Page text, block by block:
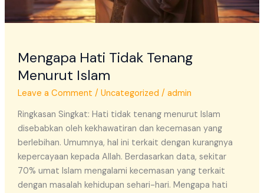
Mengapa Hati Tidak Tenang
Menurut Islam
Leave a Comment / Uncategorized / admin
Ringkasan Singkat: Hati tidak tenang menurut Islam
disebabkan oleh kekhawatiran dan kecemasan yang
berlebihan. Umumnya, hal ini terkait dengan kurangnya
kepercayaan kepada Allah. Berdasarkan data, sekitar
70% umat Islam mengalami kecemasan yang terkait
dengan masalah kehidupan sehari-hari. Mengapa hati